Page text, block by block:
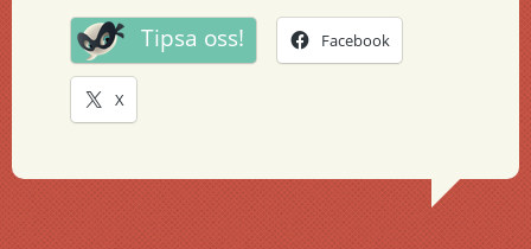
Tipsa oss! Facebook
X